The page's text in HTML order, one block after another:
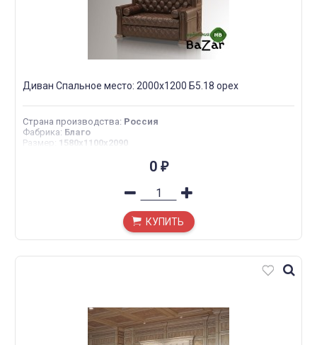
Диван Спальное место: 2000х1200 Б5.18 орех
Страна производства: Россия
Фабрика: Благо
Размер : 1580х1100х2090
0 ₽
КУПИТЬ